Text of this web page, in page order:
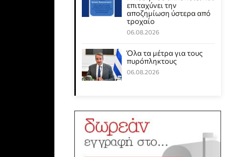
επιταχύνει την
αποζημίωση ύστερα από
τροχαίο
06.08.2026
Όλα τα μέτρα για τους
πυρόπληκτους
06.08.2026